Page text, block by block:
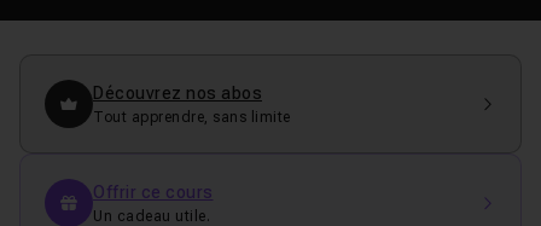
Découvrez nos abos
Tout apprendre, sans limite
Offrir ce cours
Un cadeau utile.